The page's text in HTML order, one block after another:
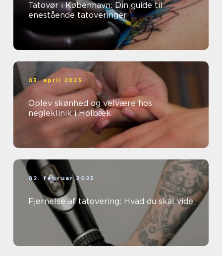
Tatovør i København: Din guide til
enestående tatoveringer
03. april 2025
Oplev skønhed og velvære hos
negleklinik i Holbæk
02. februar 2025
Fjernelse af tatovering: Hvad du skal vide